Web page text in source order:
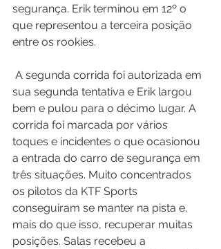
segurança. Erik terminou em 12º o
que representou a terceira posição
entre os rookies.
sua segunda tentativa e Erik largou
bem e pulou para o décimo lugar. A
corrida foi marcada por vários
toques e incidentes o que ocasionou
a entrada do carro de segurança em
três situações. Muito concentrados
os pilotos da KTF Sports
conseguiram se manter na pista e,
mais do que isso, recuperar muitas
posições. Salas recebeu a